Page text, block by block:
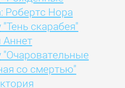
Робертс Нора
скарабея"
Аннет
"Очаровательные
со смертью"